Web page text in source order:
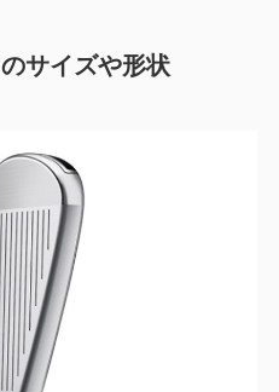
サイズや形状